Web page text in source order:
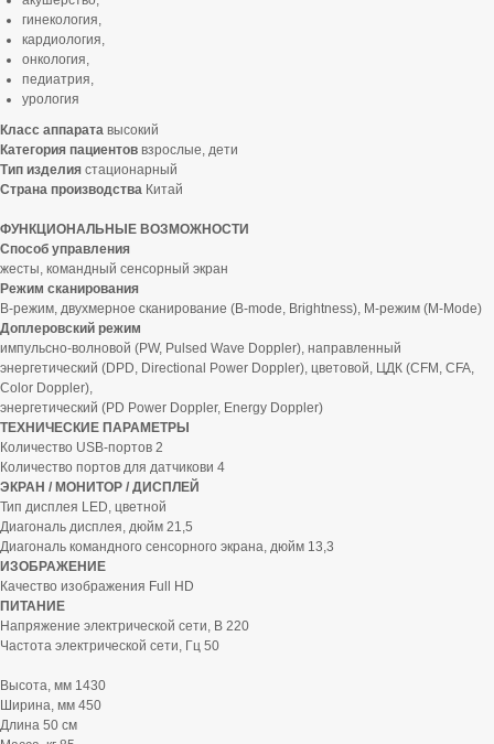
гинекология,
кардиология,
онкология,
педиатрия,
урология
Класс аппарата высокий
Категория пациентов взрослые, дети
Тип изделия стационарный
Страна производства Китай
ФУНКЦИОНАЛЬНЫЕ ВОЗМОЖНОСТИ
Способ управления
жесты, командный сенсорный экран
Режим сканирования
B-режим, двухмерное сканирование (B-mode, Brightness), M-режим (M-Mode)
Доплеровский режим
импульсно-волновой (PW, Pulsed Wave Doppler), направленный
энергетический (DPD, Directional Power Doppler), цветовой, ЦДК (CFM, CFA,
Color Doppler),
энергетический (PD Power Doppler, Energy Doppler)
ТЕХНИЧЕСКИЕ ПАРАМЕТРЫ
Количество USB-портов 2
Количество портов для датчикови 4
ЭКРАН / МОНИТОР / ДИСПЛЕЙ
Тип дисплея LED, цветной
Диагональ дисплея, дюйм 21,5
Диагональ командного сенсорного экрана, дюйм 13,3
ИЗОБРАЖЕНИЕ
Качество изображения Full HD
ПИТАНИЕ
Напряжение электрической сети, В 220
Частота электрической сети, Гц 50
Высота, мм 1430
Ширина, мм 450
Длина 50 см